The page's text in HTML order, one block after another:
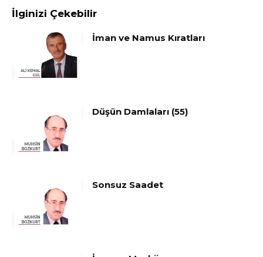
İlginizi Çekebilir
İman ve Namus Kıratları
Düşün Damlaları (55)
Sonsuz Saadet